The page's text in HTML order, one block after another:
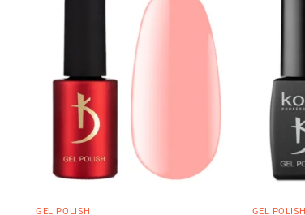
GEL POLISH GEL POLISH